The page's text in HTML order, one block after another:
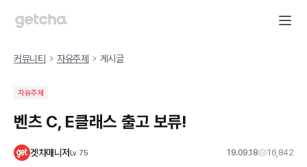
커뮤니티 자유주제 게시글
자유주제
벤츠 C, E클래스 출고 보류!
겟차매니저Lv 75 19.09.18 16,842